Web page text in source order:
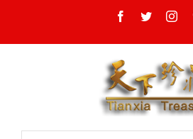
content
Facebook
Twitter